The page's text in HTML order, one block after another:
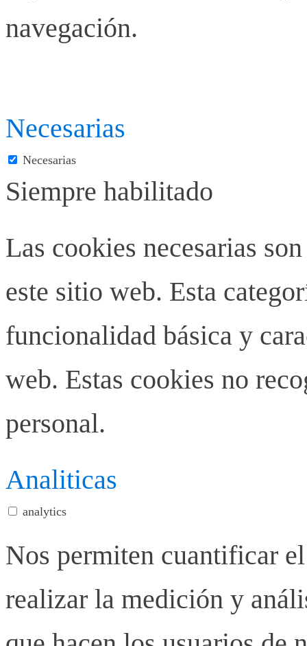
navegación.
Necesarias
Necesarias
Siempre habilitado
Las cookies necesarias
este sitio web. Esta
funcionalidad básica y
web. Estas cookies no
personal.
Analiticas
analytics
Nos permiten cuantificar
realizar la medición y